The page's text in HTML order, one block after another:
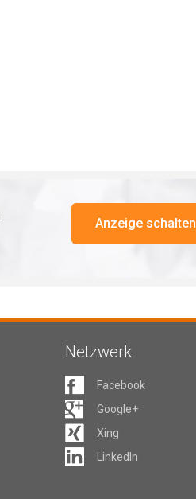
Anzeige schalten
Netzwerk
Facebook
Google+
Xing
LinkedIn